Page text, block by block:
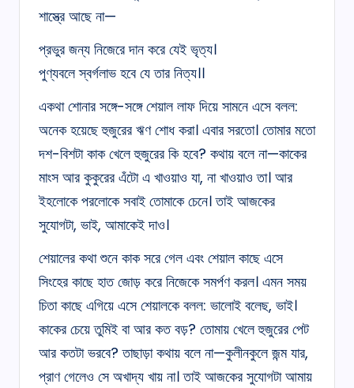
শাস্ত্রে আছে না—
প্রভুর জন্য নিজেরে দান করে যেই ভৃত্য।
পুণ্যবলে স্বর্গলাভ হবে যে তার নিত্য।।
একথা শোনার সঙ্গে-সঙ্গে শেয়াল লাফ দিয়ে সামনে এসে বলল:
অনেক হয়েছে হুজুরের ঋণ শোধ করা। এবার সরতো। তোমার মতো
দশ-বিশটা কাক খেলে হুজুরের কি হবে? কথায় বলে না—কাকের
মাংস আর কুকুরের এঁটো এ খাওয়াও যা, না খাওয়াও তা। আর
ইহলোকে পরলোকে সবাই তোমাকে চেনে। তাই আজকের
সুযোগটা, ভাই, আমাকেই দাও।
শেয়ালের কথা শুনে কাক সরে গেল এবং শেয়াল কাছে এসে
সিংহের কাছে হাত জোড় করে নিজেকে সমর্পণ করল। এমন সময়
চিতা কাছে এগিয়ে এসে শেয়ালকে বলল: ভালোই বলেছ, ভাই।
কাকের চেয়ে তুমিই বা আর কত বড়? তোমায় খেলে হুজুরের পেট
আর কতটা ভরবে? তাছাড়া কথায় বলে না—কুলীনকুলে জন্ম যার,
প্রাণ গেলেও সে অখাদ্য খায় না। তাই আজকের সুযোগটা আমায়